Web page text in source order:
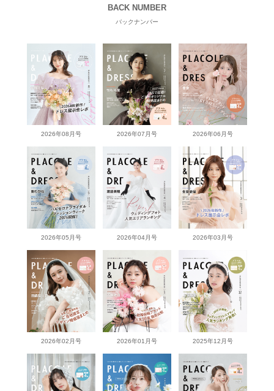
BACK NUMBER
バックナンバー
2026年08月号 2026年07月号 2026年06月号
2026年05月号 2026年04月号 2026年03月号
2026年02月号 2026年01月号 2025年12月号